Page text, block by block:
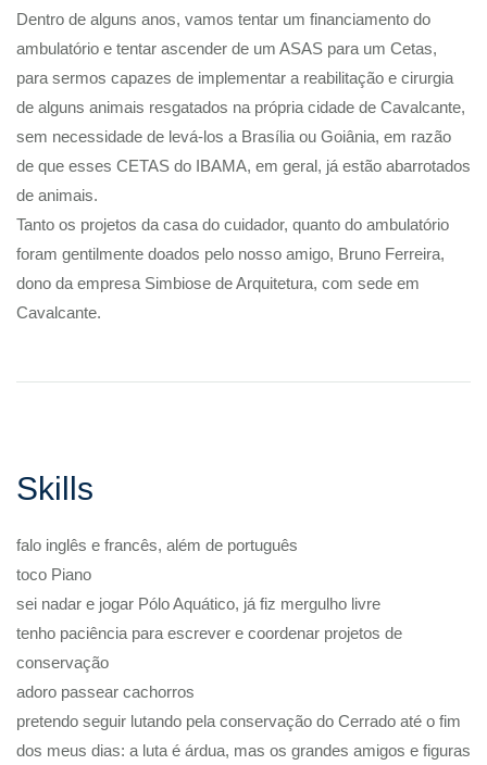
Dentro de alguns anos, vamos tentar um financiamento do
ambulatório e tentar ascender de um ASAS para um Cetas,
para sermos capazes de implementar a reabilitação e cirurgia
de alguns animais resgatados na própria cidade de Cavalcante,
sem necessidade de levá-los a Brasília ou Goiânia, em razão
de que esses CETAS do IBAMA, em geral, já estão abarrotados
de animais.
Tanto os projetos da casa do cuidador, quanto do ambulatório
foram gentilmente doados pelo nosso amigo, Bruno Ferreira,
dono da empresa Simbiose de Arquitetura, com sede em
Cavalcante.
Skills
falo inglês e francês, além de português
toco Piano
sei nadar e jogar Pólo Aquático, já fiz mergulho livre
tenho paciência para escrever e coordenar projetos de
conservação
adoro passear cachorros
pretendo seguir lutando pela conservação do Cerrado até o fim
dos meus dias: a luta é árdua, mas os grandes amigos e figuras